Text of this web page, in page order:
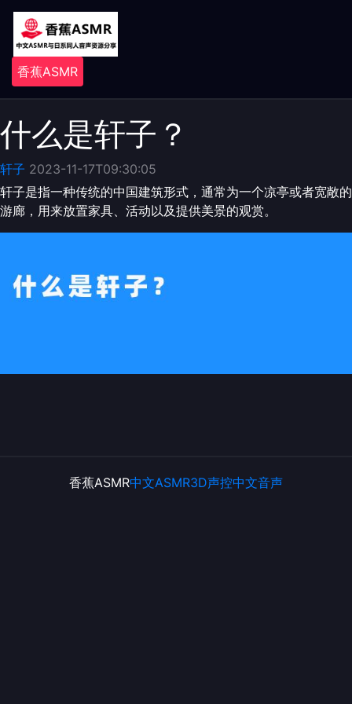
香蕉ASMR
什么是轩子？
轩子 2023-11-17T09:30:05
轩子是指一种传统的中国建筑形式，通常为一个凉亭或者宽敞的
游廊，用来放置家具、活动以及提供美景的观赏。
香蕉ASMR中文ASMR3D声控中文音声